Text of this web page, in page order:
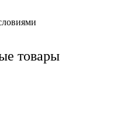
товары